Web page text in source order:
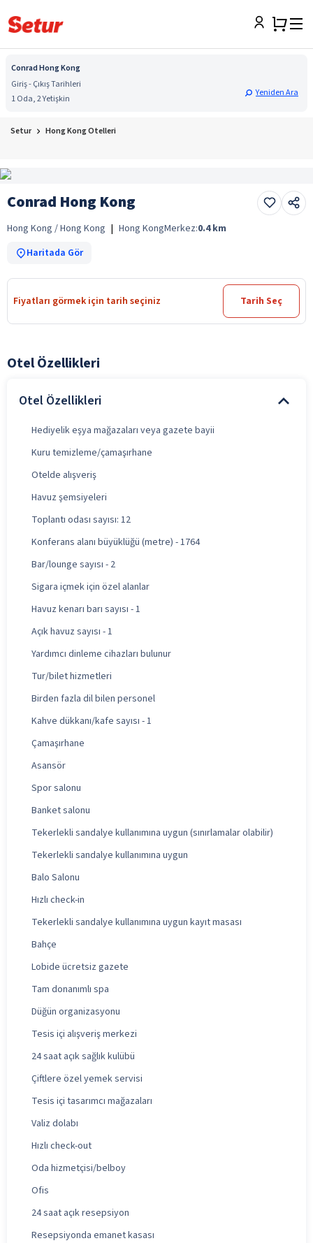
Conrad Hong Kong
Giriş - Çıkış Tarihleri
1 Oda, 2 Yetişkin
Yeniden Ara
Setur Hong Kong Otelleri
Conrad Hong Kong
Hong Kong / Hong Kong | Hong KongMerkez:0.4 km
Haritada Gör
Fiyatları görmek için tarih seçiniz Tarih Seç
Otel Özellikleri
Otel Özellikleri
Hediyelik eşya mağazaları veya gazete bayii
Kuru temizleme/çamaşırhane
Otelde alışveriş
Havuz şemsiyeleri
Toplantı odası sayısı: 12
Konferans alanı büyüklüğü (metre) - 1764
Bar/lounge sayısı - 2
Sigara içmek için özel alanlar
Havuz kenarı barı sayısı - 1
Açık havuz sayısı - 1
Yardımcı dinleme cihazları bulunur
Tur/bilet hizmetleri
Birden fazla dil bilen personel
Kahve dükkanı/kafe sayısı - 1
Çamaşırhane
Asansör
Spor salonu
Banket salonu
Tekerlekli sandalye kullanımına uygun (sınırlamalar olabilir)
Tekerlekli sandalye kullanımına uygun
Balo Salonu
Hızlı check-in
Tekerlekli sandalye kullanımına uygun kayıt masası
Bahçe
Lobide ücretsiz gazete
Tam donanımlı spa
Düğün organizasyonu
Tesis içi alışveriş merkezi
24 saat açık sağlık kulübü
Çiftlere özel yemek servisi
Tesis içi tasarımcı mağazaları
Valiz dolabı
Hızlı check-out
Oda hizmetçisi/belboy
Ofis
24 saat açık resepsiyon
Resepsiyonda emanet kasası